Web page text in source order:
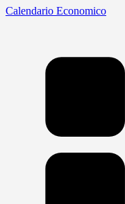
Calendario Economico